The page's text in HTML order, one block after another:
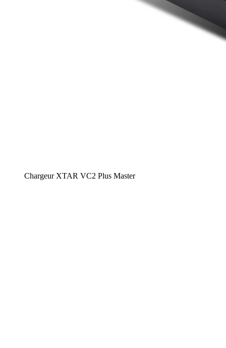
Chargeur XTAR VC2 Plus Master